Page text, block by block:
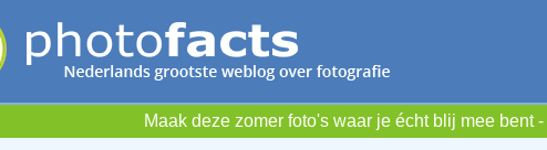
Maak deze zomer foto's waar je écht blij mee bent -